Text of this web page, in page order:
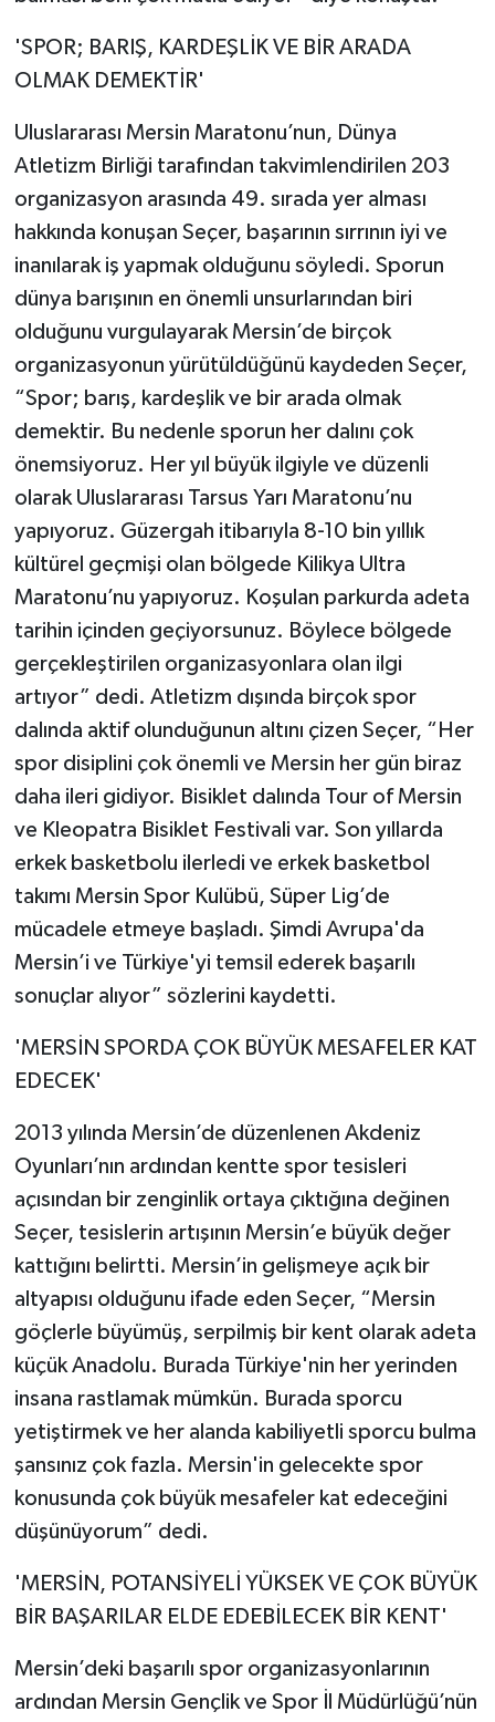
'SPOR; BARIŞ, KARDEŞLİK VE BİR ARADA
OLMAK DEMEKTİR'
Uluslararası Mersin Maratonu’nun, Dünya
Atletizm Birliği tarafından takvimlendirilen 203
organizasyon arasında 49. sırada yer alması
hakkında konuşan Seçer, başarının sırrının iyi ve
inanılarak iş yapmak olduğunu söyledi. Sporun
dünya barışının en önemli unsurlarından biri
olduğunu vurgulayarak Mersin’de birçok
organizasyonun yürütüldüğünü kaydeden Seçer,
“Spor; barış, kardeşlik ve bir arada olmak
demektir. Bu nedenle sporun her dalını çok
önemsiyoruz. Her yıl büyük ilgiyle ve düzenli
olarak Uluslararası Tarsus Yarı Maratonu’nu
yapıyoruz. Güzergah itibarıyla 8-10 bin yıllık
kültürel geçmişi olan bölgede Kilikya Ultra
Maratonu’nu yapıyoruz. Koşulan parkurda adeta
tarihin içinden geçiyorsunuz. Böylece bölgede
gerçekleştirilen organizasyonlara olan ilgi
artıyor” dedi. Atletizm dışında birçok spor
dalında aktif olunduğunun altını çizen Seçer, “Her
spor disiplini çok önemli ve Mersin her gün biraz
daha ileri gidiyor. Bisiklet dalında Tour of Mersin
ve Kleopatra Bisiklet Festivali var. Son yıllarda
erkek basketbolu ilerledi ve erkek basketbol
takımı Mersin Spor Kulübü, Süper Lig’de
mücadele etmeye başladı. Şimdi Avrupa'da
Mersin’i ve Türkiye'yi temsil ederek başarılı
sonuçlar alıyor” sözlerini kaydetti.
'MERSİN SPORDA ÇOK BÜYÜK MESAFELER KAT
EDECEK'
2013 yılında Mersin’de düzenlenen Akdeniz
Oyunları’nın ardından kentte spor tesisleri
açısından bir zenginlik ortaya çıktığına değinen
Seçer, tesislerin artışının Mersin’e büyük değer
kattığını belirtti. Mersin’in gelişmeye açık bir
altyapısı olduğunu ifade eden Seçer, “Mersin
göçlerle büyümüş, serpilmiş bir kent olarak adeta
küçük Anadolu. Burada Türkiye'nin her yerinden
insana rastlamak mümkün. Burada sporcu
yetiştirmek ve her alanda kabiliyetli sporcu bulma
şansınız çok fazla. Mersin'in gelecekte spor
konusunda çok büyük mesafeler kat edeceğini
düşünüyorum” dedi.
'MERSİN, POTANSİYELİ YÜKSEK VE ÇOK BÜYÜK
BİR BAŞARILAR ELDE EDEBİLECEK BİR KENT'
Mersin’deki başarılı spor organizasyonlarının
ardından Mersin Gençlik ve Spor İl Müdürlüğü’nün